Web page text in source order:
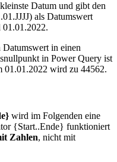
Datum und gibt den
als Datumswert
in einen
in Power Query ist
01.01.2022 wird zu 44562.
wird im Folgenden eine
{Start..Ende} funktioniert
Zahlen, nicht mit